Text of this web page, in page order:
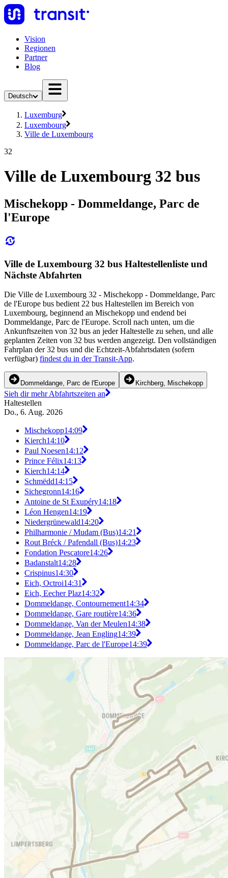
Vision
Regionen
Partner
Blog
Deutsch
Luxemburg
Luxembourg
Ville de Luxembourg
32
Ville de Luxembourg 32 bus
Mischekopp - Dommeldange, Parc de
l'Europe
Ville de Luxembourg 32 bus Haltestellenliste und
Nächste Abfahrten
Die Ville de Luxembourg 32 - Mischekopp - Dommeldange, Parc
de l'Europe bus bedient 22 bus Haltestellen im Bereich von
Luxembourg, beginnend an Mischekopp und endend bei
Dommeldange, Parc de l'Europe. Scroll nach unten, um die
Ankunftszeiten von 32 bus an jeder Haltestelle zu sehen, und alle
geplanten Zeiten von 32 bus werden angezeigt. Den vollständigen
Fahrplan der 32 bus und die Echtzeit-Abfahrtsdaten (sofern
verfügbar) findest du in der Transit-App.
Dommeldange, Parc de l'Europe Kirchberg, Mischekopp
Sieh dir mehr Abfahrtszeiten an
Haltestellen
Do., 6. Aug. 2026
Mischekopp14:09
Kierch14:10
Paul Noesen14:12
Prince Félix14:13
Kierch14:14
Schmëdd14:15
Sichegronn14:16
Antoine de St Exupéry14:18
Léon Hengen14:19
Niedergrünewald14:20
Philharmonie / Mudam (Bus)14:21
Rout Bréck / Pafendall (Bus)14:23
Fondation Pescatore14:26
Badanstalt14:28
Crispinus14:30
Eich, Octroi14:31
Eich, Eecher Plaz14:32
Dommeldange, Contournement14:34
Dommeldange, Gare routière14:36
Dommeldange, Van der Meulen14:38
Dommeldange, Jean Engling14:39
Dommeldange, Parc de l'Europe14:39